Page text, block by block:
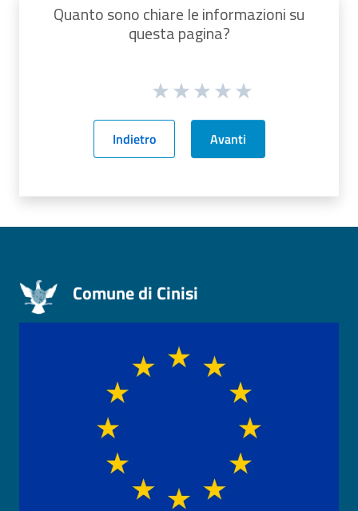
Quanto sono chiare le informazioni su
questa pagina?
Indietro Avanti
Comune di Cinisi